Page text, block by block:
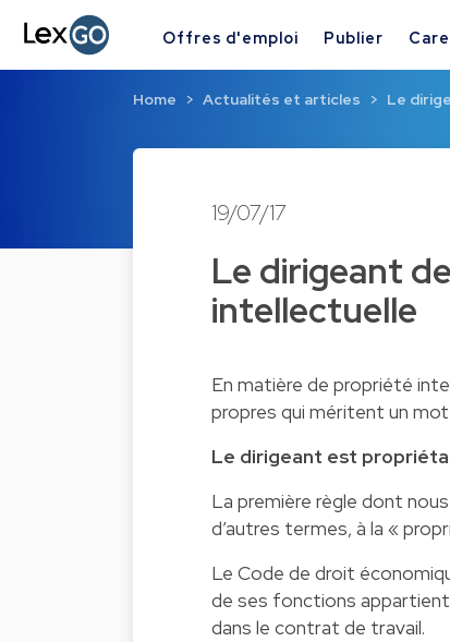
Offres d'emploi Publier
Home Actualités et articles Le
19/07/17
Le dirigeant
intellectuelle
En matière de propriété
propres qui méritent un
Le dirigeant est
La première règle dont
d’autres termes, à la «
Le Code de droit
de ses fonctions appartient
dans le contrat de travail.